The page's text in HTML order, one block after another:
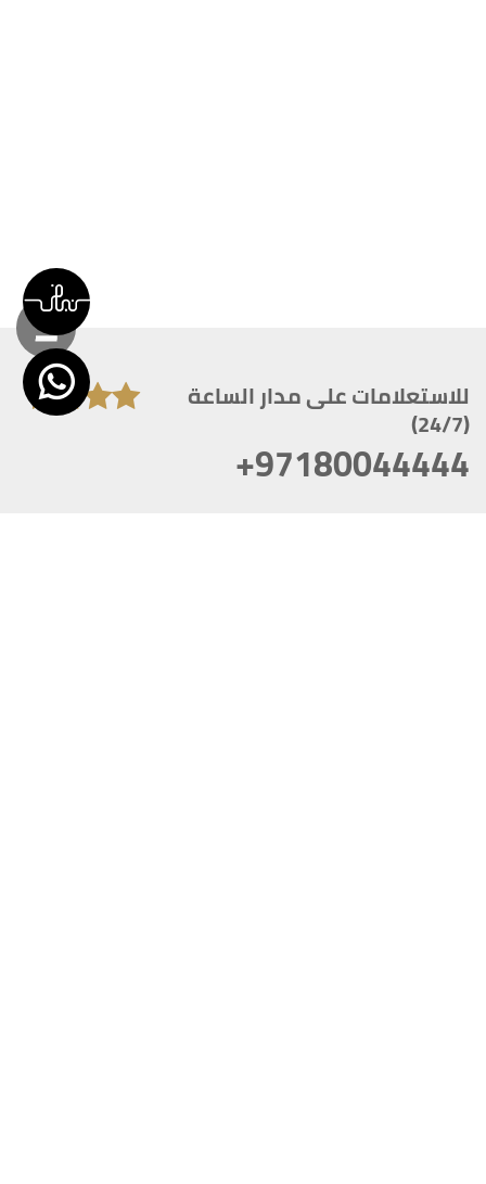
للاستعلامات على مدار الساعة
(24/7)
+97180044444